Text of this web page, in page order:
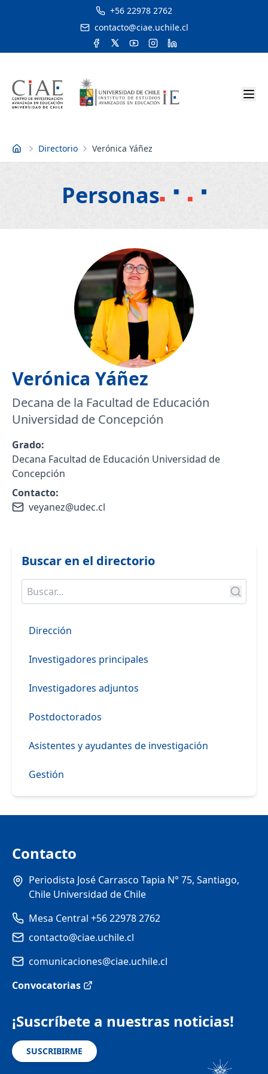
+56 22978 2762
contacto@ciae.uchile.cl
Inicio Directorio Verónica Yáñez
Personas
Verónica Yáñez
Decana de la Facultad de Educación
Universidad de Concepción
Grado:
Decana Facultad de Educación Universidad de
Concepción
Contacto:
veyanez@udec.cl
Buscar en el directorio
Dirección
Investigadores principales
Investigadores adjuntos
Postdoctorados
Asistentes y ayudantes de investigación
Gestión
Contacto
Periodista José Carrasco Tapia N° 75, Santiago,
Chile Universidad de Chile
Mesa Central +56 22978 2762
contacto@ciae.uchile.cl
comunicaciones@ciae.uchile.cl
Convocatorias
¡Suscríbete a nuestras noticias!
SUSCRIBIRME